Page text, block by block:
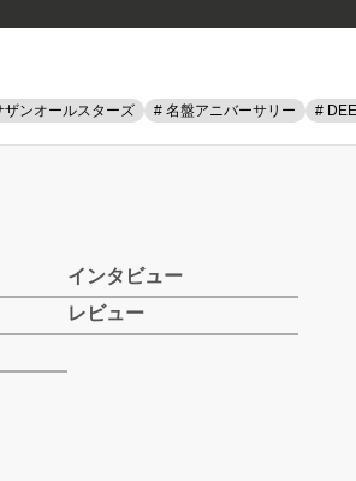
ザンオールスターズ # 名盤アニバーサリー #
インタビュー
レビュー